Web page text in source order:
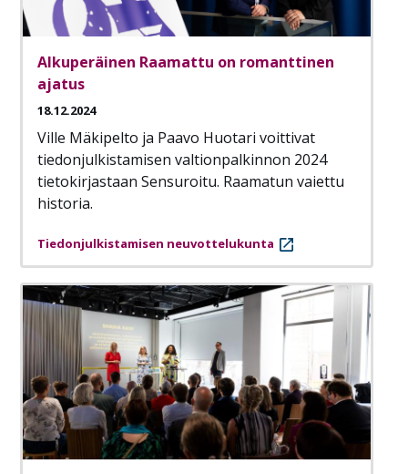
Alkuperäinen Raamattu on romanttinen
ajatus
18.12.2024
Ville Mäkipelto ja Paavo Huotari voittivat
tiedonjulkistamisen valtionpalkinnon 2024
tietokirjastaan Sensuroitu. Raamatun vaiettu
historia.
Tiedonjulkistamisen neuvottelukunta